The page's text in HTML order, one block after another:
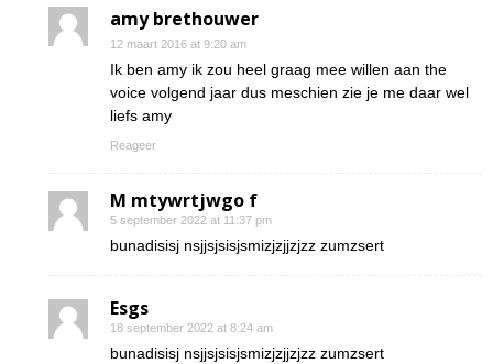
amy brethouwer
12 maart 2016 at 9:20 am
Ik ben amy ik zou heel graag mee willen aan the
voice volgend jaar dus meschien zie je me daar wel
liefs amy
Reageer
M mtywrtjwgo f
5 september 2022 at 11:37 pm
bunadisisj nsjjsjsisjsmizjzjjzjzz zumzsert
Esgs
18 september 2022 at 8:24 am
bunadisisj nsjjsjsisjsmizjzjjzjzz zumzsert